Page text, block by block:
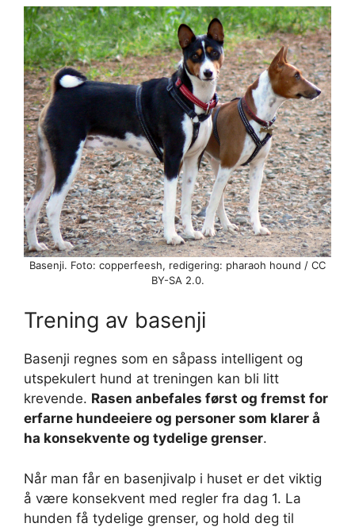
Basenji. Foto: copperfeesh, redigering: pharaoh hound / CC
BY-SA 2.0.
Trening av basenji
Basenji regnes som en såpass intelligent og
utspekulert hund at treningen kan bli litt
krevende. Rasen anbefales først og fremst for
erfarne hundeeiere og personer som klarer å
ha konsekvente og tydelige grenser.
Når man får en basenjivalp i huset er det viktig
å være konsekvent med regler fra dag 1. La
hunden få tydelige grenser, og hold deg til